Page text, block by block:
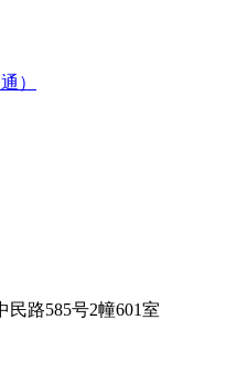
）
路585号2幢601室